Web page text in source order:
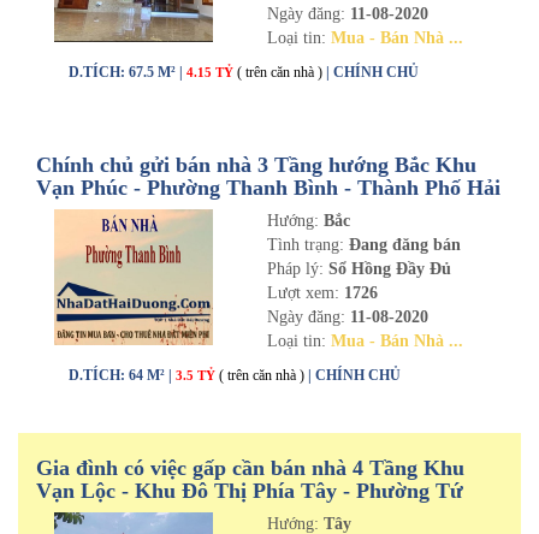
Ngày đăng: 11-08-2020
Loại tin: Mua - Bán Nhà ...
D.TÍCH: 67.5 M² | 4.15 TỶ ( trên căn nhà ) | CHÍNH CHỦ
Chính chủ gửi bán nhà 3 Tầng hướng Bắc Khu
Vạn Phúc - Phường Thanh Bình - Thành Phố Hải
Dương
Hướng: Bắc
Tình trạng: Đang đăng bán
Pháp lý: Sổ Hồng Đầy Đủ
Lượt xem: 1726
Ngày đăng: 11-08-2020
Loại tin: Mua - Bán Nhà ...
D.TÍCH: 64 M² | 3.5 TỶ ( trên căn nhà ) | CHÍNH CHỦ
Gia đình có việc gấp cần bán nhà 4 Tầng Khu
Vạn Lộc - Khu Đô Thị Phía Tây - Phường Tứ
Minh - TP Hải Dương
Hướng: Tây